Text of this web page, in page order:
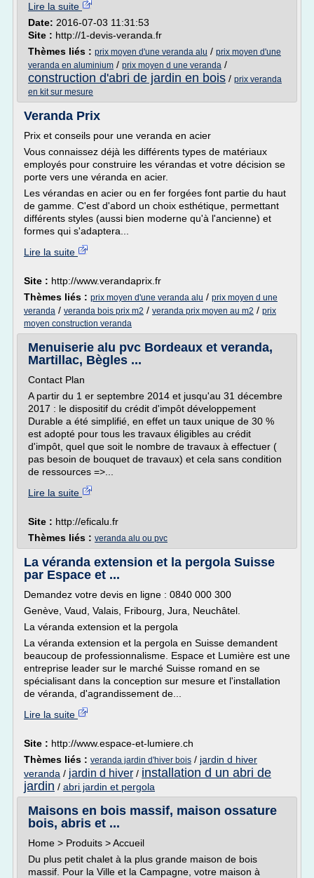
Lire la suite
Date: 2016-07-03 11:31:53
Site : http://1-devis-veranda.fr
Thèmes liés : prix moyen d'une veranda alu / prix moyen d'une
veranda en aluminium / prix moyen d une veranda /
construction d'abri de jardin en bois / prix veranda
en kit sur mesure
Veranda Prix
Prix et conseils pour une veranda en acier
Vous connaissez déjà les différents types de matériaux
employés pour construire les vérandas et votre décision se
porte vers une véranda en acier.
Les vérandas en acier ou en fer forgées font partie du haut
de gamme. C'est d'abord un choix esthétique, permettant
différents styles (aussi bien moderne qu'à l'ancienne) et
formes qui s'adaptera...
Lire la suite
Site : http://www.verandaprix.fr
Thèmes liés : prix moyen d'une veranda alu / prix moyen d une
veranda / veranda bois prix m2 / veranda prix moyen au m2 / prix
moyen construction veranda
Menuiserie alu pvc Bordeaux et veranda,
Martillac, Bègles ...
Contact Plan
A partir du 1 er septembre 2014 et jusqu'au 31 décembre
2017 : le dispositif du crédit d'impôt développement
Durable a été simplifié, en effet un taux unique de 30 %
est adopté pour tous les travaux éligibles au crédit
d'impôt, quel que soit le nombre de travaux à effectuer (
pas besoin de bouquet de travaux) et cela sans condition
de ressources =>...
Lire la suite
Site : http://eficalu.fr
Thèmes liés : veranda alu ou pvc
La véranda extension et la pergola Suisse
par Espace et ...
Demandez votre devis en ligne : 0840 000 300
Genève, Vaud, Valais, Fribourg, Jura, Neuchâtel.
La véranda extension et la pergola
La véranda extension et la pergola en Suisse demandent
beaucoup de professionnalisme. Espace et Lumière est une
entreprise leader sur le marché Suisse romand en se
spécialisant dans la conception sur mesure et l'installation
de véranda, d'agrandissement de...
Lire la suite
Site : http://www.espace-et-lumiere.ch
Thèmes liés : veranda jardin d'hiver bois / jardin d hiver
veranda / jardin d hiver / installation d un abri de
jardin / abri jardin et pergola
Maisons en bois massif, maison ossature
bois, abris et ...
Home > Produits > Accueil
Du plus petit chalet à la plus grande maison de bois
massif. Pour la Ville et la Campagne, votre maison à